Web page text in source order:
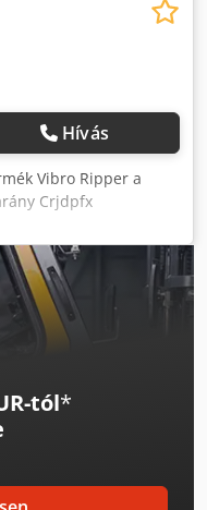
Hívás
Vibro Ripper a
Crjdpfx
megegyezik
egy hidraulikus
80%-ában
hidraulikus
helyett ütő (ütő)
teszi.
tól*